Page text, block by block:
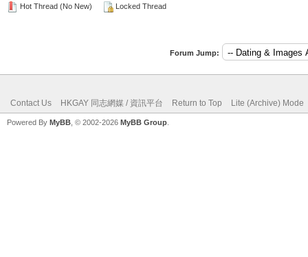
Hot Thread (No New)
Locked Thread
Forum Jump:
Contact Us HKGAY 同志網媒 / 資訊平台 Return to Top Lite (Archive) Mode
Powered By MyBB , © 2002-2026 MyBB Group